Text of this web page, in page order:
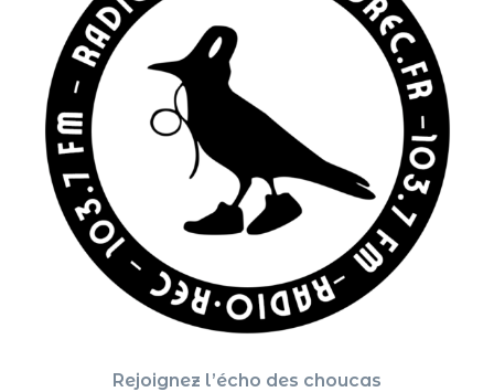
Rejoignez l’écho des choucas